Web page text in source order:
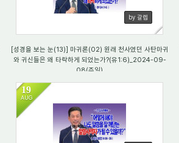
by 갈렙
[성경을 보는 눈(13)] 마귀론(02) 원래 천사였던 사탄마귀
와 귀신들은 왜 타락하게 되었는가?(유1:6)_2024-09-
08(주일)
19
AUG
2601